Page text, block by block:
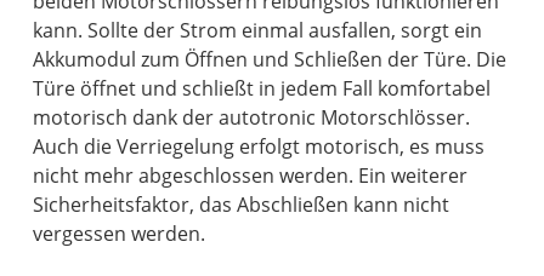
kann. Sollte der Strom einmal ausfallen, sorgt ein
Akkumodul zum Öffnen und Schließen der Türe. Die
Türe öffnet und schließt in jedem Fall komfortabel
motorisch dank der autotronic Motorschlösser.
Auch die Verriegelung erfolgt motorisch, es muss
nicht mehr abgeschlossen werden. Ein weiterer
Sicherheitsfaktor, das Abschließen kann nicht
vergessen werden.